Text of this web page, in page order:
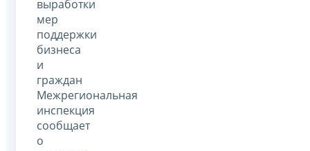
выработки
мер
поддержки
бизнеса
и
граждан
Межрегиональная
инспекция
сообщает
о